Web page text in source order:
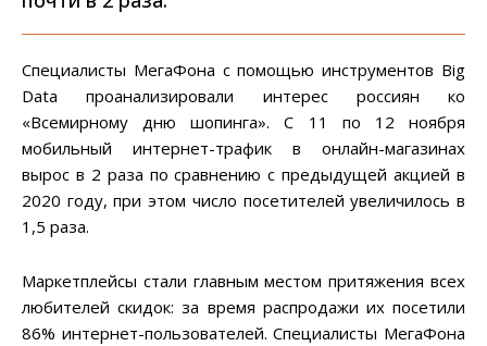
Специалисты МегаФона с помощью инструментов Big
Data проанализировали интерес россиян ко
«Всемирному дню шопинга». С 11 по 12 ноября
мобильный интернет-трафик в онлайн-магазинах
вырос в 2 раза по сравнению с предыдущей акцией в
2020 году, при этом число посетителей увеличилось в
1,5 раза.
Маркетплейсы стали главным местом притяжения всех
любителей скидок: за время распродажи их посетили
86% интернет-пользователей. Специалисты МегаФона